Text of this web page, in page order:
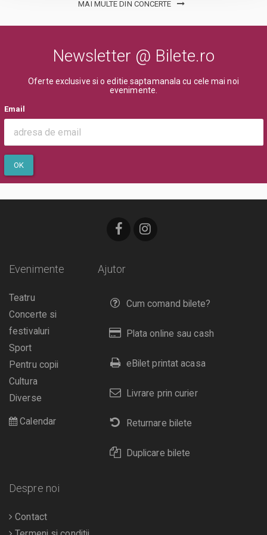
MAI MULTE DIN CONCERTE
Newsletter @ Bilete.ro
Oferte exclusive si o editie saptamanala cu cele mai noi
evenimente.
Email
OK
Ajutor
Cum comand bilete?
Plata online sau cash
eBilet printat acasa
Livrare prin curier
Returnare bilete
Duplicare bilete
Evenimente
Teatru
Concerte si
festivaluri
Sport
Pentru copii
Cultura
Diverse
Calendar
Despre noi
Contact